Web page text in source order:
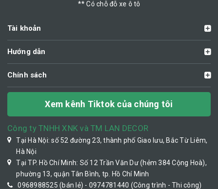
** Có chỗ đỗ xe ô tô
Tài khoản
Hướng dẫn
Chính sách
Xem kênh Tiktok của chúng tôi
Công ty TNHH XNK và TM LAN DECOR
Tại Hà Nội: số 52 đường 23, thành phố Giao lưu, Bắc Từ Liêm,
Hà Nội
Tại TP. Hồ Chí Minh: Số 12 Trần Văn Dư (hẻm 384 Cộng Hoà),
phường 13, quận Tân Bình, tp. Hồ Chí Minh
0968988525 (bán lẻ) - 0974781440 (Công trình - Thi công)